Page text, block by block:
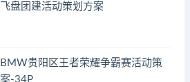
盘团建活动策划方案
贵阳区王者荣耀争霸赛活动策
-34P